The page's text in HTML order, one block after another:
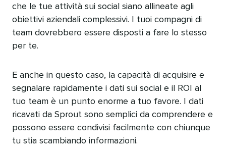
che le tue attività sui social siano allineate agli
obiettivi aziendali complessivi. I tuoi compagni di
team dovrebbero essere disposti a fare lo stesso
per te.​​
E anche in questo caso, la capacità di acquisire e
segnalare rapidamente i dati sui social e il ROI al
tuo team è un punto enorme a tuo favore. I dati
ricavati da Sprout sono semplici da comprendere e
possono essere condivisi facilmente con chiunque
tu stia scambiando informazioni.​​